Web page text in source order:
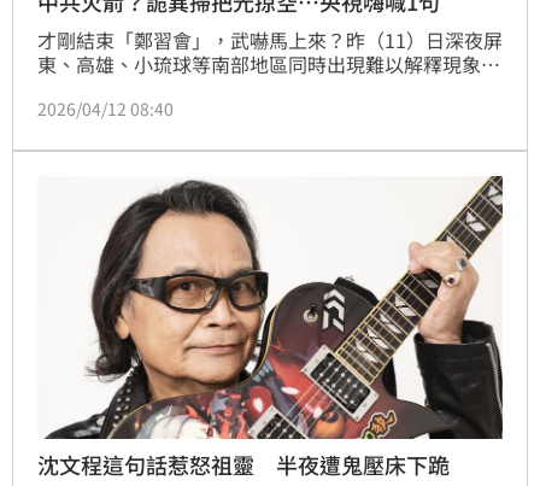
才剛結束「鄭習會」，武嚇馬上來？昨（11）日深夜屏
東、高雄、小琉球等南部地區同時出現難以解釋現象。
方拖曳像是掃把的煙霧尾巴，疑似是中國使用「捷龍3
發新聞，吹捧衛星試射成功。對此，國防部則表示，目
前還在了解當中。
2026/04/12 08:40
沈文程這句話惹怒祖靈 半夜遭鬼壓床下跪